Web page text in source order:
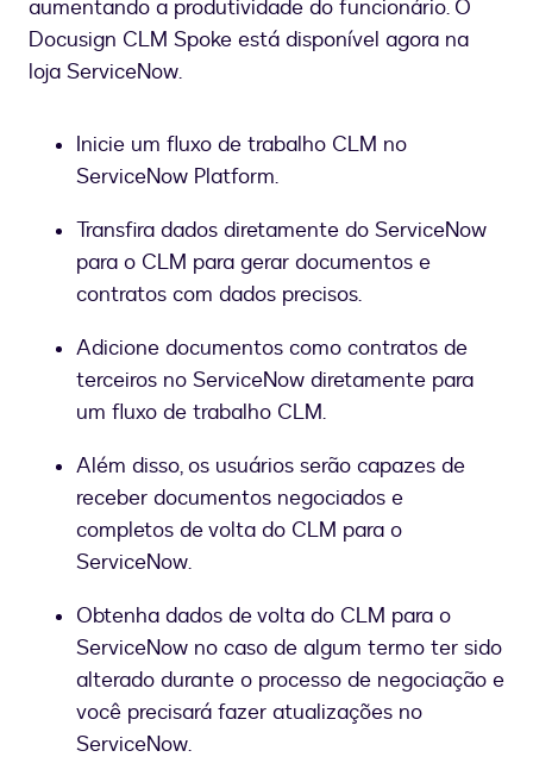
aumentando a produtividade do funcionário. O
Docusign CLM Spoke está disponível agora na
loja ServiceNow.
Inicie um fluxo de trabalho CLM no
ServiceNow Platform.
Transfira dados diretamente do ServiceNow
para o CLM para gerar documentos e
contratos com dados precisos.
Adicione documentos como contratos de
terceiros no ServiceNow diretamente para
um fluxo de trabalho CLM.
Além disso, os usuários serão capazes de
receber documentos negociados e
completos de volta do CLM para o
ServiceNow.
Obtenha dados de volta do CLM para o
ServiceNow no caso de algum termo ter sido
alterado durante o processo de negociação e
você precisará fazer atualizações no
ServiceNow.